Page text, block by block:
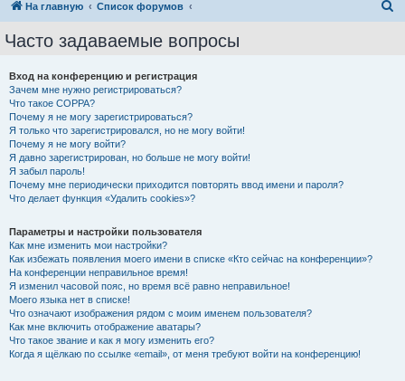
На главную Список форумов
Часто задаваемые вопросы
Вход на конференцию и регистрация
Зачем мне нужно регистрироваться?
Что такое COPPA?
Почему я не могу зарегистрироваться?
Я только что зарегистрировался, но не могу войти!
Почему я не могу войти?
Я давно зарегистрирован, но больше не могу войти!
Я забыл пароль!
Почему мне периодически приходится повторять ввод имени и пароля?
Что делает функция «Удалить cookies»?
Параметры и настройки пользователя
Как мне изменить мои настройки?
Как избежать появления моего имени в списке «Кто сейчас на конференции»?
На конференции неправильное время!
Я изменил часовой пояс, но время всё равно неправильное!
Моего языка нет в списке!
Что означают изображения рядом с моим именем пользователя?
Как мне включить отображение аватары?
Что такое звание и как я могу изменить его?
Когда я щёлкаю по ссылке «email», от меня требуют войти на конференцию!